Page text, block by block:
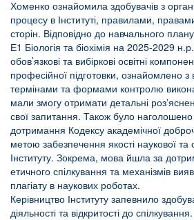
Хоменко ознайомила здобувачів з
процесу в Інституті, правилами,
сторін. Відповідно до навчального
Е1 Біологія та біохімія на 2025-2029
обов’язкові та вибіркові освітні
професійної підготовки, ознайомлено
термінами та формами контролю
мали змогу отримати детальні
свої запитання. Також було
дотримання Кодексу академічної
метою забезпечення якості наукової та
Інституту. Зокрема, мова йшла за
етичного спілкування та механізмів
плагіату в наукових роботах.
Керівництво Інституту запевнило
діяльності та відкритості до спілкування.